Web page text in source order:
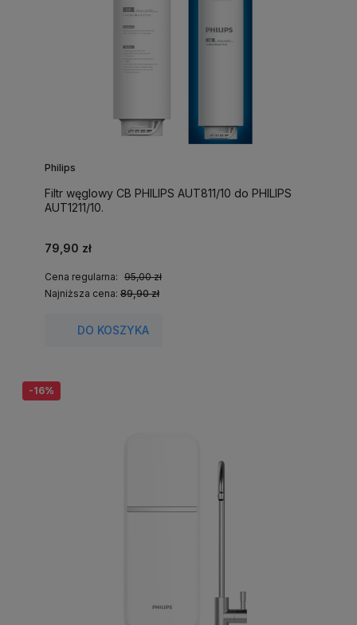
Philips
Filtr węglowy CB PHILIPS AUT811/10 do PHILIPS
AUT1211/10.
79,90 zł
Cena regularna: 95,00 zł
Najniższa cena: 89,90 zł
DO KOSZYKA
-16%